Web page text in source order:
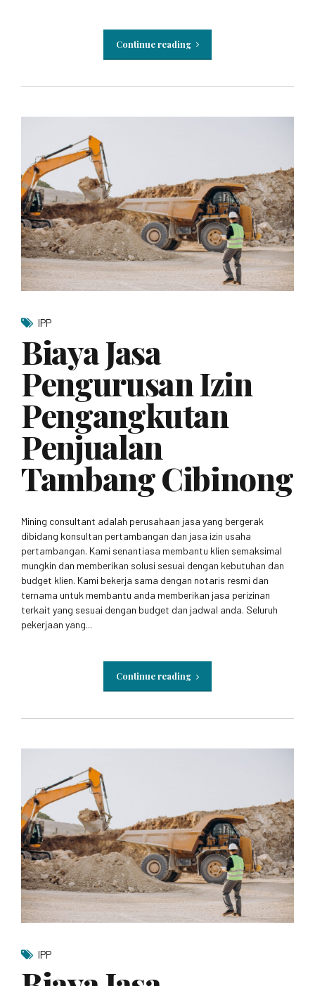
Continue reading
IPP
Biaya Jasa
Pengurusan Izin
Pengangkutan
Penjualan
Tambang Cibinong
Mining consultant adalah perusahaan jasa yang bergerak
dibidang konsultan pertambangan dan jasa izin usaha
pertambangan. Kami senantiasa membantu klien semaksimal
mungkin dan memberikan solusi sesuai dengan kebutuhan dan
budget klien. Kami bekerja sama dengan notaris resmi dan
ternama untuk membantu anda memberikan jasa perizinan
terkait yang sesuai dengan budget dan jadwal anda. Seluruh
pekerjaan yang...
Continue reading
IPP